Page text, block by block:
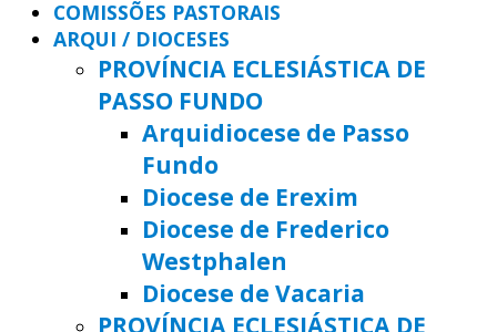
COMISSÕES PASTORAIS
ARQUI / DIOCESES
PROVÍNCIA ECLESIÁSTICA DE
PASSO FUNDO
Arquidiocese de Passo
Fundo
Diocese de Erexim
Diocese de Frederico
Westphalen
Diocese de Vacaria
PROVÍNCIA ECLESIÁSTICA DE